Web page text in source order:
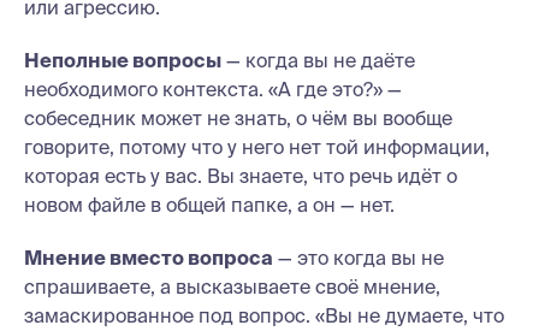
или агрессию.
Неполные вопросы — когда вы не даёте
необходимого контекста. «А где это?» —
собеседник может не знать, о чём вы вообще
говорите, потому что у него нет той информации,
которая есть у вас. Вы знаете, что речь идёт о
новом файле в общей папке, а он — нет.
Мнение вместо вопроса — это когда вы не
спрашиваете, а высказываете своё мнение,
замаскированное под вопрос. «Вы не думаете, что